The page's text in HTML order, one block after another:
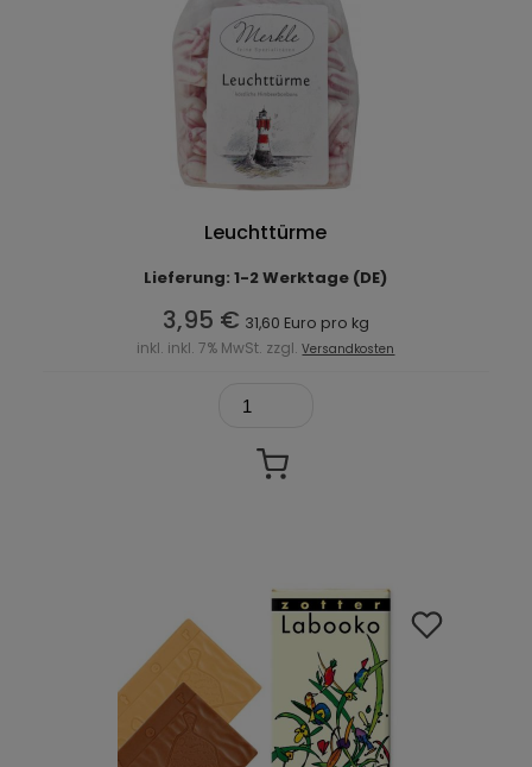
Leuchttürme
Lieferung: 1-2 Werktage (DE)
3,95 € 31,60 Euro pro kg
inkl. inkl. 7% MwSt. zzgl.Versandkosten